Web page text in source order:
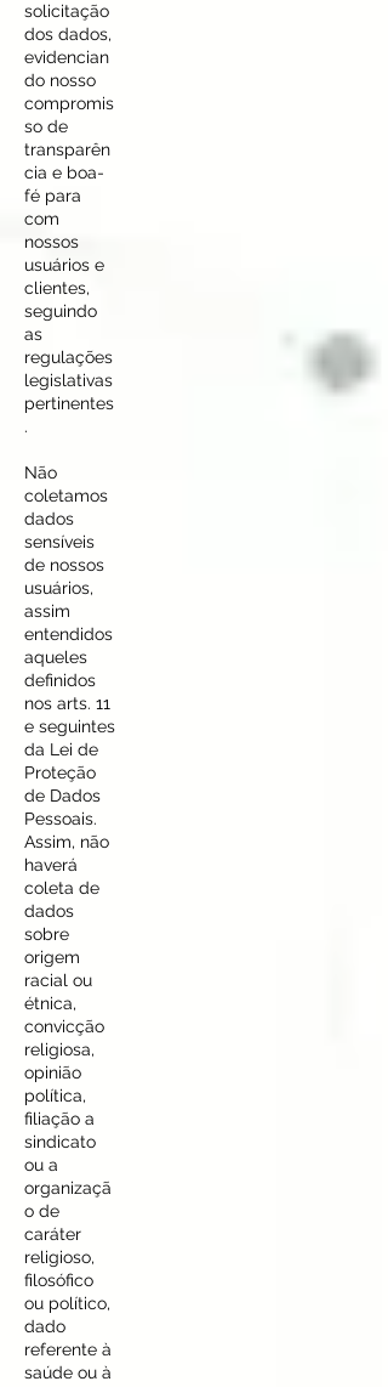
solicitação
dos dados,
evidencian
do nosso
compromis
so de
transparên
cia e boa-
fé para
com
nossos
usuários e
clientes,
seguindo
as
regulações
legislativas
pertinentes
.
Não
coletamos
dados
sensíveis
de nossos
usuários,
assim
entendidos
aqueles
definidos
nos arts. 11
e seguintes
da Lei de
Proteção
de Dados
Pessoais.
Assim, não
haverá
coleta de
dados
sobre
origem
racial ou
étnica,
convicção
religiosa,
opinião
política,
filiação a
sindicato
ou a
organizaçã
o de
caráter
religioso,
filosófico
ou político,
dado
referente à
saúde ou à